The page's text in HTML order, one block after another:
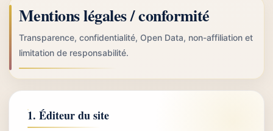
Mentions légales / conformité
Transparence, confidentialité, Open Data, non-affiliation et
limitation de responsabilité.
1. Éditeur du site